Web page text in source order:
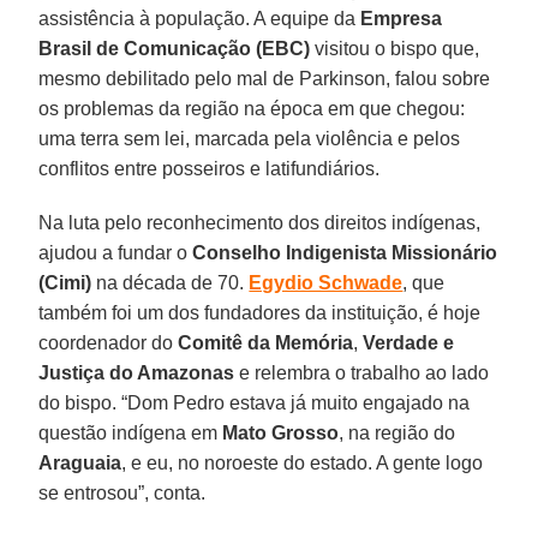
assistência à população. A equipe da Empresa
Brasil de Comunicação (EBC) visitou o bispo que,
mesmo debilitado pelo mal de Parkinson, falou sobre
os problemas da região na época em que chegou:
uma terra sem lei, marcada pela violência e pelos
conflitos entre posseiros e latifundiários.
Na luta pelo reconhecimento dos direitos indígenas,
ajudou a fundar oConselho Indigenista Missionário
(Cimi) na década de 70. Egydio Schwade, que
também foi um dos fundadores da instituição, é hoje
coordenador doComitê da Memória, Verdade e
Justiça do Amazonas e relembra o trabalho ao lado
do bispo. “Dom Pedro estava já muito engajado na
questão indígena em Mato Grosso, na região do
Araguaia, e eu, no noroeste do estado. A gente logo
se entrosou”, conta.